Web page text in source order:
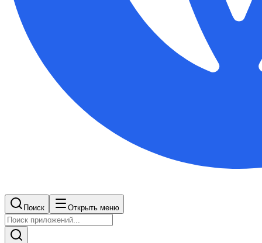
Поиск Открыть меню